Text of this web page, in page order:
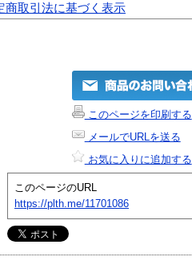
商取引法に基づく表示
このページを印刷する
メールでURLを送る
お気に入りに追加する
このページのURL
https://plth.me/11701086